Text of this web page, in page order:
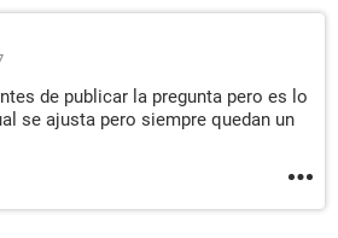
de publicar la pregunta pero es lo
se ajusta pero siempre quedan un